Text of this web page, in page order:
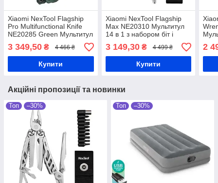
Xiaomi NexTool Flagship
Pro Multifunctional Knife
NE20285 Green Мультитул
16 в 1
3 349,50 ₴ 4 466 ₴
Купити
Xiaomi NexTool Flagship
Max NE20310 Мультитул
14 в 1 з набором біт і
чохлом
3 149,30₴ 4 499 ₴
Купити
2
Акційні пропозиції та новинки
Топ –30% Топ –30%